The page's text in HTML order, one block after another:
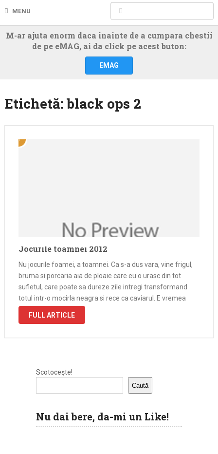
MENU
M-ar ajuta enorm daca inainte de a cumpara chestii
de pe eMAG, ai da click pe acest buton:
EMAG
Etichetă: black ops 2
Jocurile toamnei 2012
Nu jocurile foamei, a toamnei. Ca s-a dus vara, vine frigul,
bruma si porcaria aia de ploaie care eu o urasc din tot
sufletul, care poate sa dureze zile intregi transformand
totul intr-o mocirla neagra si rece ca caviarul. E vremea
perfecta sa stai in casa, …
FULL ARTICLE
Scotocește!
Caută
Nu dai bere, da-mi un Like!